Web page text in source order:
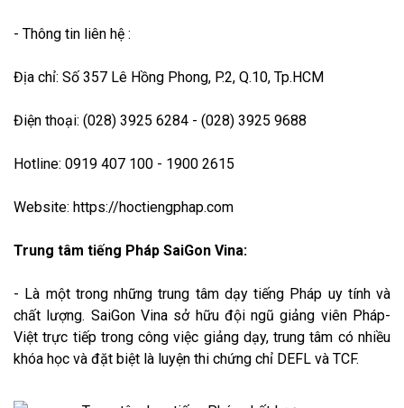
- Thông tin liên hệ :
Địa chỉ: Số 357 Lê Hồng Phong, P.2, Q.10, Tp.HCM
Điện thoại: (028) 3925 6284 - (028) 3925 9688
Hotline: 0919 407 100 - 1900 2615
Website: https://hoctiengphap.com
Trung tâm tiếng Pháp SaiGon Vina:
- Là một trong những trung tâm dạy tiếng Pháp uy tính và
chất lượng. SaiGon Vina sở hữu đội ngũ giảng viên Pháp-
Việt trực tiếp trong công việc giảng dạy, trung tâm có nhiều
khóa học và đặt biệt là luyện thi chứng chỉ DEFL và TCF.